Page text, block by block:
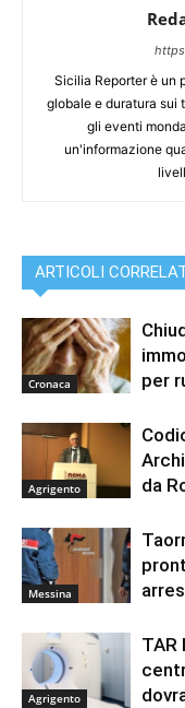
Sicilia Reporter è un
globale e duratura sui
gli eventi
un'informazione
ARTICOLI
Cronaca
per
Agrigento
da
Messina
Agrigento
TAR